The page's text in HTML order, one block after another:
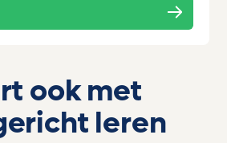
ook met
leren